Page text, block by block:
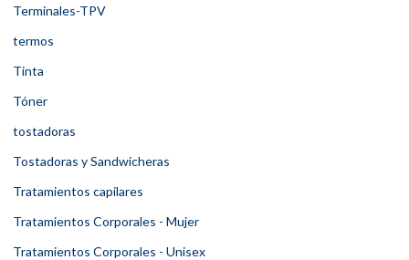
Terminales-TPV
termos
Tinta
Tóner
tostadoras
Tostadoras y Sandwicheras
Tratamientos capilares
Tratamientos Corporales - Mujer
Tratamientos Corporales - Unisex